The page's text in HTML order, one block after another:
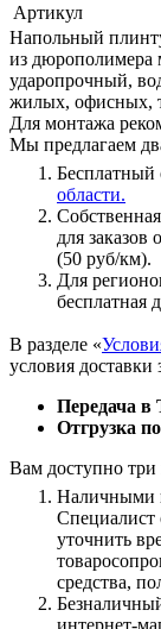
Артикул
Напольный
из дюрополимера
ударопрочный,
жилых, офисных,
Для монтажа
Мы предлагаем
Бесплатный
области.
для
(50 руб/км).
Для
бесплатная
В разделе «
условия доставки
Передача в
Отгрузка
Вам доступно три
Наличными
Специалист
уточнить
средства,
интернет-